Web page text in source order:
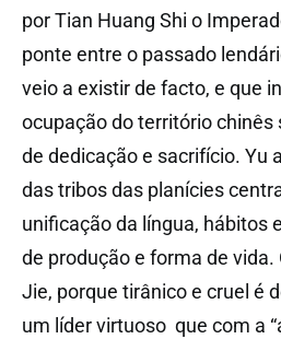
por Tian Huang Shi o
ponte entre o passado
veio a existir de facto, e que
ocupação do território chinês
de dedicação e sacrifício. Yu
das tribos das planícies
unificação da língua, hábitos
de produção e forma de vida.
Jie, porque tirânico e cruel é
um líder virtuoso que com a